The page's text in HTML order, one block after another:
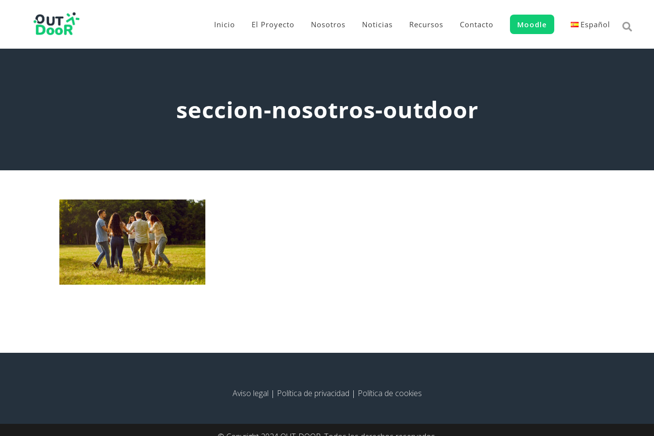
Inicio El Proyecto Nosotros Noticias Recursos Contacto Moodle Español
seccion-nosotros-outdoor
Aviso legal | Política de privacidad | Política de cookies